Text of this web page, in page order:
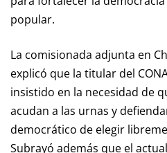
popular.
La comisionada adjunta en
explicó que la titular del
insistido en la necesidad de
acudan a las urnas y
democrático de elegir
Subrayó además que el